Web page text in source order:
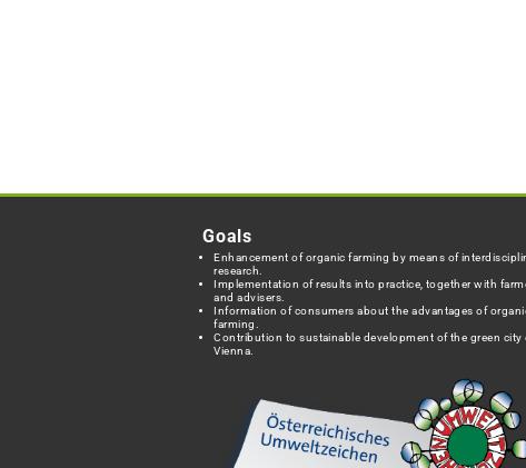
Goals
Enhancement of organic farming by means of
research.
Implementation of results into practice, together with
and advisers.
Information of consumers about the advantages of
farming.
Contribution to sustainable development of the green city
Vienna.